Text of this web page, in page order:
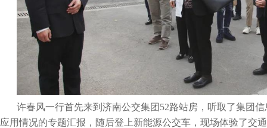
许春风一行首先来到济南公交集团52路站房，听取了集团
应用情况的专题汇报，随后登上新能源公交车，现场体验了交